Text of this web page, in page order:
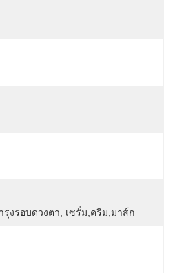
รุงรอบดวงตา, ​​เซรั่ม,ครีม,มาส์ก